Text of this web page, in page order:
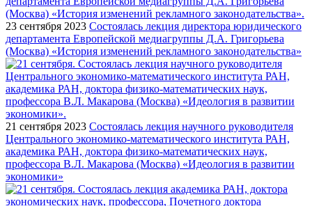
23 сентября 2023 Состоялась лекция директора юридического
департамента Европейской медиагруппы Д.А. Григорьева
(Москва) «История изменений рекламного законодательства»
21 сентября 2023 Состоялась лекция научного руководителя
Центрального экономико-математического института РАН,
академика РАН, доктора физико-математических наук,
профессора В.Л. Макарова (Москва) «Идеология в развитии
экономики»